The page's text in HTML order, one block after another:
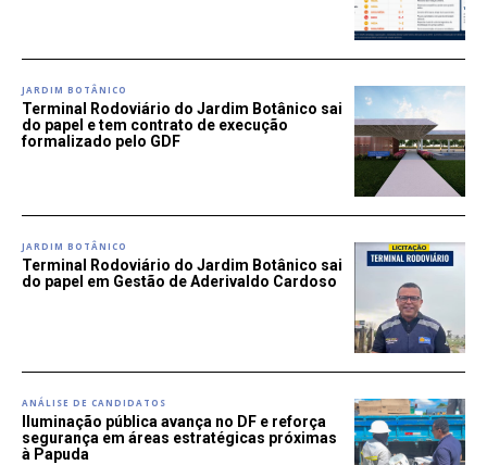
JARDIM BOTÂNICO
Terminal Rodoviário do Jardim Botânico sai
do papel e tem contrato de execução
formalizado pelo GDF
JARDIM BOTÂNICO
Terminal Rodoviário do Jardim Botânico sai
do papel em Gestão de Aderivaldo Cardoso
ANÁLISE DE CANDIDATOS
Iluminação pública avança no DF e reforça
segurança em áreas estratégicas próximas
à Papuda